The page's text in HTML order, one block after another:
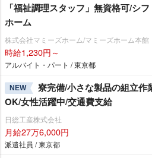
「福祉調理スタッフ」無資格可/シ
ホーム
株式会社マミーズホーム/マミーズホーム本館
時給1,230円～
アルバイト・パート / 東京都
NEW
寮完備/小さな製品の組立作
OK/女性活躍中/交通費支給
日総工産株式会社
月給27万6,000円
派遣社員 / 東京都